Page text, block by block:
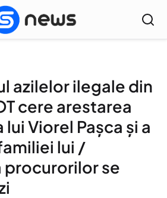
azilelor ilegale din
cere arestarea
Viorel Pașca și a
lui /
se